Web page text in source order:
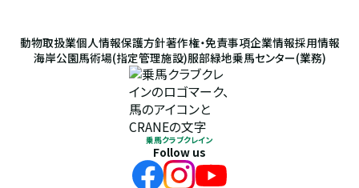
動物取扱業個人情報保護方針著作権・免責事項企業情報採用情報
海岸公園馬術場(指定管理施設)服部緑地乗馬センター(業務)
乗馬クラブクレイン
Follow us